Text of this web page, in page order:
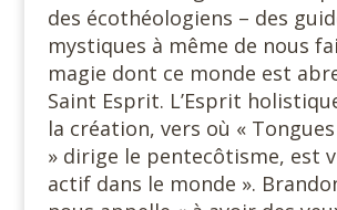
des écothéologiens – des
mystiques à même de nous
magie dont ce monde est
Saint Esprit. L’Esprit
la création, vers où «
» dirige le pentecôtisme, est
actif dans le monde ».